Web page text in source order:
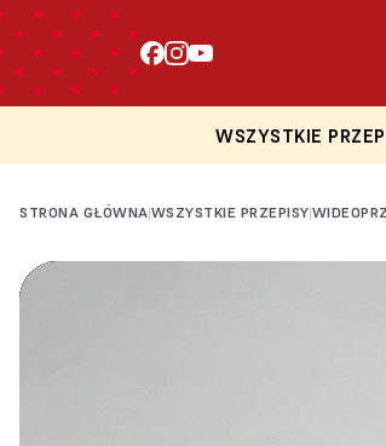
WSZYSTKIE
STRONA GŁÓWNA|WSZYSTKIE PRZEPISY|
Loading